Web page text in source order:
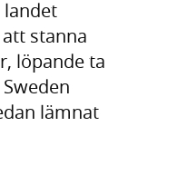
landet
stanna
löpande ta
lämnat